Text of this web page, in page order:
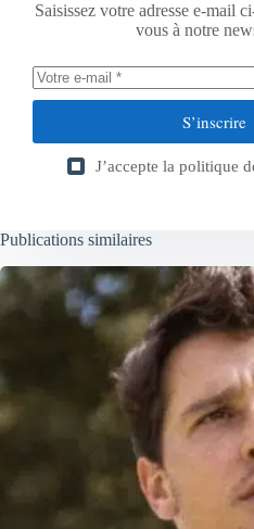
Saisissez votre adresse e-mail
vous à notre
S’inscrire
J’accepte la politique
Publications similaires